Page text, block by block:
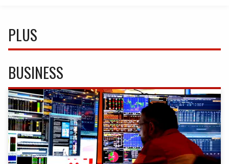
PLUS
BUSINESS